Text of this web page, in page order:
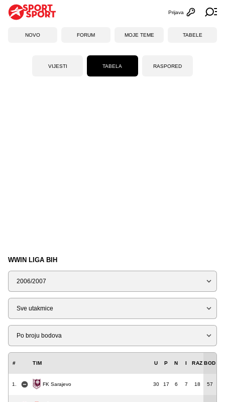
Otvori
Prijava
NOVO FORUM MOJE TEME TABELE
VIJESTI TABELA RASPORED
WWIN LIGA BIH
Sezona
Tip
Liga
# TIM U P N I RAZ BOD
1. FK Sarajevo 30 17 6 7 18 57